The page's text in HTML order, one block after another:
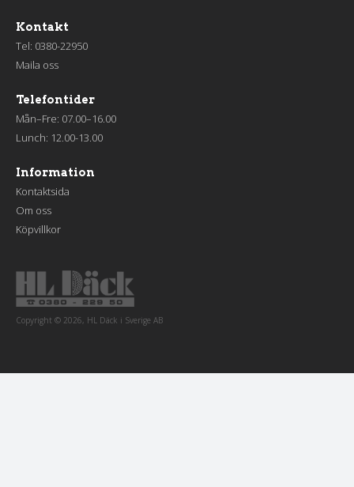
Kontakt
Tel: 0380-22950
Maila oss
Telefontider
Mån–Fre: 07.00–16.00
Lunch: 12.00-13.00
Information
Kontaktsida
Om oss
Köpvillkor
Copyright © 2026, HL Däck i Sverige AB